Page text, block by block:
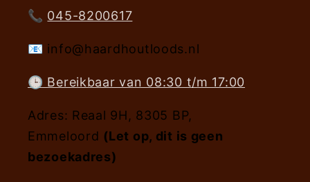
📞 045-8200617
📧 info@haardhoutloods.nl
🕒 Bereikbaar van 08:30 t/m 17:00
Adres: Reaal 9H, 8305 BP,
Emmeloord (Let op, dit is geen
bezoekadres)